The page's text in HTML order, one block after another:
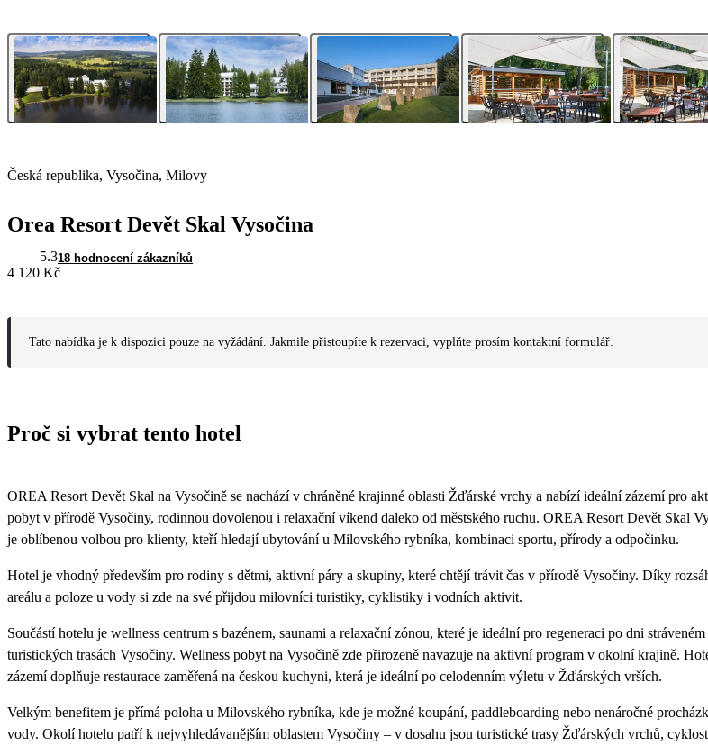
Česká republika, Vysočina, Milovy
Orea Resort Devět Skal Vysočina
5.318 hodnocení zákazníků
4 120 Kč
Tato nabídka je k dispozici pouze na vyžádání. Jakmile přistoupíte k rezervaci, vyplňte prosím kontaktní formulář.
Proč si vybrat tento hotel
OREA Resort Devět Skal na Vysočině se nachází v chráněné krajinné oblasti Žďárské vrchy a nabízí ideální zázemí pro
pobyt v přírodě Vysočiny, rodinnou dovolenou i relaxační víkend daleko od městského ruchu. OREA Resort Devět Skal
je oblíbenou volbou pro klienty, kteří hledají ubytování u Milovského rybníka, kombinaci sportu, přírody a odpočinku.
Hotel je vhodný především pro rodiny s dětmi, aktivní páry a skupiny, které chtějí trávit čas v přírodě Vysočiny. Díky
areálu a poloze u vody si zde na své přijdou milovníci turistiky, cyklistiky i vodních aktivit.
Součástí hotelu je wellness centrum s bazénem, saunami a relaxační zónou, které je ideální pro regeneraci po dni stráveném
turistických trasách Vysočiny. Wellness pobyt na Vysočině zde přirozeně navazuje na aktivní program v okolní krajině.
zázemí doplňuje restaurace zaměřená na českou kuchyni, která je ideální po celodenním výletu v Žďárských vrších.
Velkým benefitem je přímá poloha u Milovského rybníka, kde je možné koupání, paddleboarding nebo nenáročné
vody. Okolí hotelu patří k nejvyhledávanějším oblastem Vysočiny – v dosahu jsou turistické trasy Žďárských vrchů,